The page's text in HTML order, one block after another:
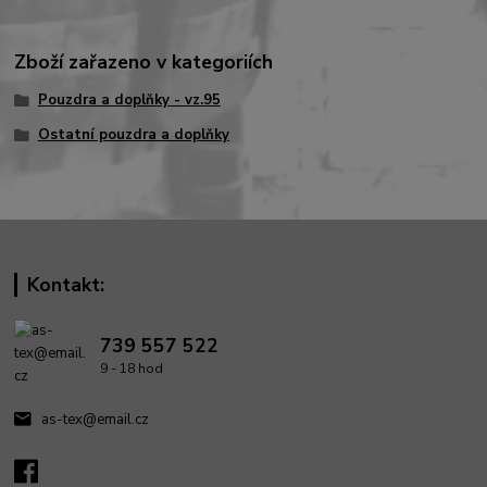
Zboží zařazeno v kategoriích
Pouzdra a doplňky - vz.95
Ostatní pouzdra a doplňky
Kontakt:
739 557 522
9 - 18 hod
as-tex@email.cz